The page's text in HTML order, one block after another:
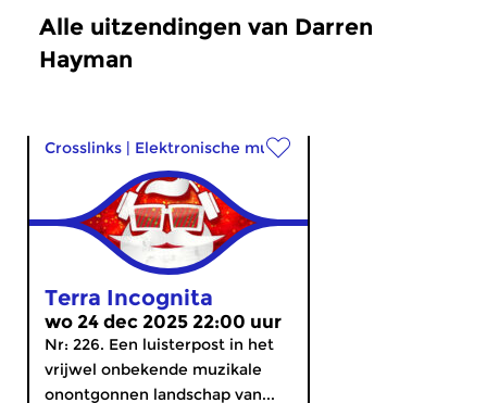
Alle uitzendingen van Darren
Hayman
Crosslinks | Elektronische muziek
Terra Incognita
wo 24 dec 2025 22:00 uur
Nr: 226. Een luisterpost in het
vrijwel onbekende muzikale
onontgonnen landschap van...